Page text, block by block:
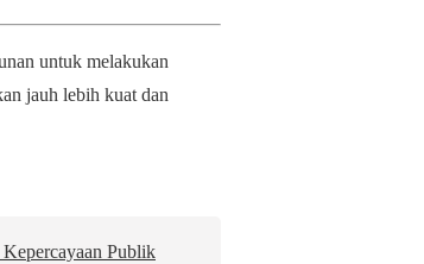
untuk melakukan
jauh lebih kuat dan
Publik